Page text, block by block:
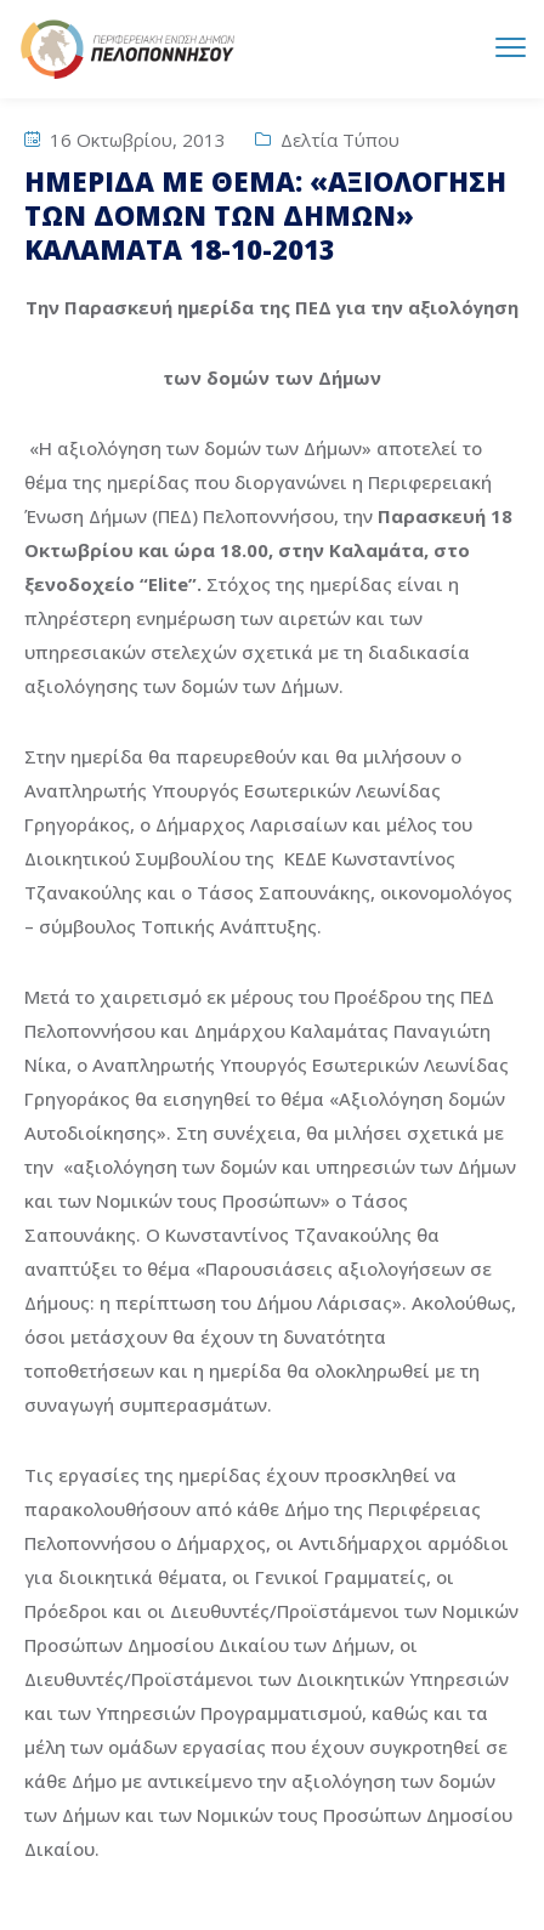
16 Οκτωβρίου, 2013 Δελτία Τύπου
ΗΜΕΡΙΔΑ ΜΕ ΘΕΜΑ: «ΑΞΙΟΛΟΓΗΣΗ
ΤΩΝ ΔΟΜΩΝ ΤΩΝ ΔΗΜΩΝ»
ΚΑΛΑΜΑΤΑ 18-10-2013
Την Παρασκευή ημερίδα της ΠΕΔ για την αξιολόγηση
των δομών των Δήμων
«Η αξιολόγηση των δομών των Δήμων» αποτελεί το
θέμα της ημερίδας που διοργανώνει η Περιφερειακή
Ένωση Δήμων (ΠΕΔ) Πελοποννήσου, την Παρασκευή 18
Οκτωβρίου και ώρα 18.00, στην Καλαμάτα, στο
ξενοδοχείο “Elite”. Στόχος της ημερίδας είναι η
πληρέστερη ενημέρωση των αιρετών και των
υπηρεσιακών στελεχών σχετικά με τη διαδικασία
αξιολόγησης των δομών των Δήμων.
Στην ημερίδα θα παρευρεθούν και θα μιλήσουν ο
Αναπληρωτής Υπουργός Εσωτερικών Λεωνίδας
Γρηγοράκος, ο Δήμαρχος Λαρισαίων και μέλος του
Διοικητικού Συμβουλίου της ΚΕΔΕ Κωνσταντίνος
Τζανακούλης και ο Τάσος Σαπουνάκης, οικονομολόγος
– σύμβουλος Τοπικής Ανάπτυξης.
Μετά το χαιρετισμό εκ μέρους του Προέδρου της ΠΕΔ
Πελοποννήσου και Δημάρχου Καλαμάτας Παναγιώτη
Νίκα, ο Αναπληρωτής Υπουργός Εσωτερικών Λεωνίδας
Γρηγοράκος θα εισηγηθεί το θέμα «Αξιολόγηση δομών
Αυτοδιοίκησης». Στη συνέχεια, θα μιλήσει σχετικά με
την «αξιολόγηση των δομών και υπηρεσιών των Δήμων
και των Νομικών τους Προσώπων» ο Τάσος
Σαπουνάκης. Ο Κωνσταντίνος Τζανακούλης θα
αναπτύξει το θέμα «Παρουσιάσεις αξιολογήσεων σε
Δήμους: η περίπτωση του Δήμου Λάρισας». Ακολούθως,
όσοι μετάσχουν θα έχουν τη δυνατότητα
τοποθετήσεων και η ημερίδα θα ολοκληρωθεί με τη
συναγωγή συμπερασμάτων.
Τις εργασίες της ημερίδας έχουν προσκληθεί να
παρακολουθήσουν από κάθε Δήμο της Περιφέρειας
Πελοποννήσου ο Δήμαρχος, οι Αντιδήμαρχοι αρμόδιοι
για διοικητικά θέματα, οι Γενικοί Γραμματείς, οι
Πρόεδροι και οι Διευθυντές/Προϊστάμενοι των Νομικών
Προσώπων Δημοσίου Δικαίου των Δήμων, οι
Διευθυντές/Προϊστάμενοι των Διοικητικών Υπηρεσιών
και των Υπηρεσιών Προγραμματισμού, καθώς και τα
μέλη των ομάδων εργασίας που έχουν συγκροτηθεί σε
κάθε Δήμο με αντικείμενο την αξιολόγηση των δομών
των Δήμων και των Νομικών τους Προσώπων Δημοσίου
Δικαίου.